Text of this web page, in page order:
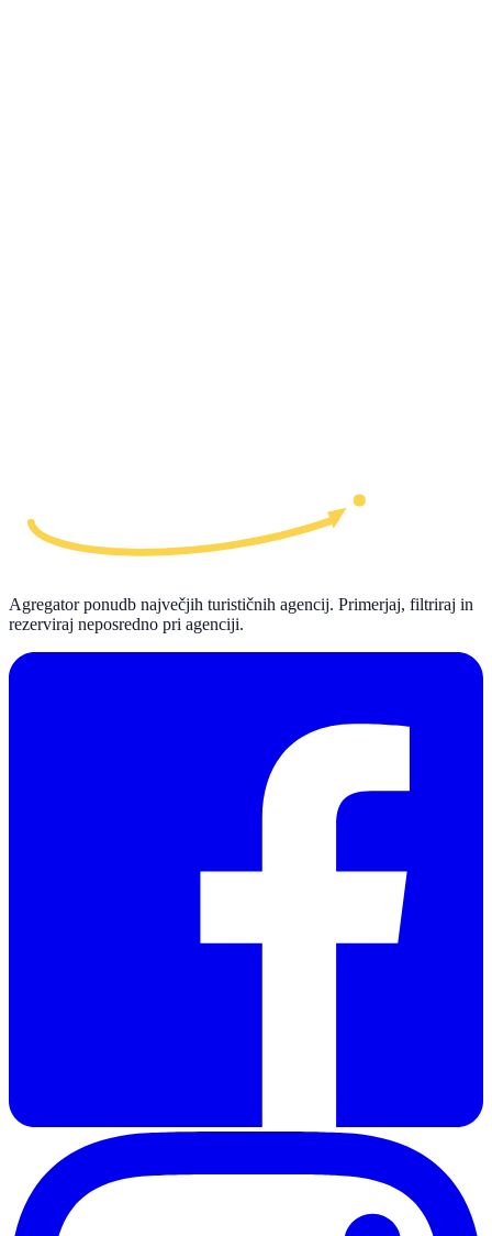
Agregator ponudb največjih turističnih agencij. Primerjaj, filtriraj in
rezerviraj neposredno pri agenciji.